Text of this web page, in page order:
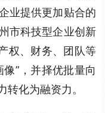
业提供更加贴合的
市科技型企业创新
权、财务、团队等
”，并择优批量向
化为融资力。